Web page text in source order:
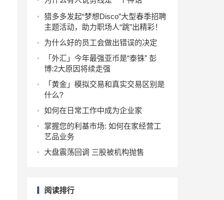
猎多多发起“梦想Disco”大型春季招聘
主题活动，助力职场人“跳”出精彩！
为什么好的员工会做出错误的决定
「外汇」今年最强亚币是“泰铢” 彭
博:2大原因将续走强
「黄金」模拟交易和真实交易区别是
什么?
如何在日常工作中成为企业家
掌握您的利基市场: 如何在家经营工
艺品业务
大盘震荡回调 三股被机构抛售
阅读排行